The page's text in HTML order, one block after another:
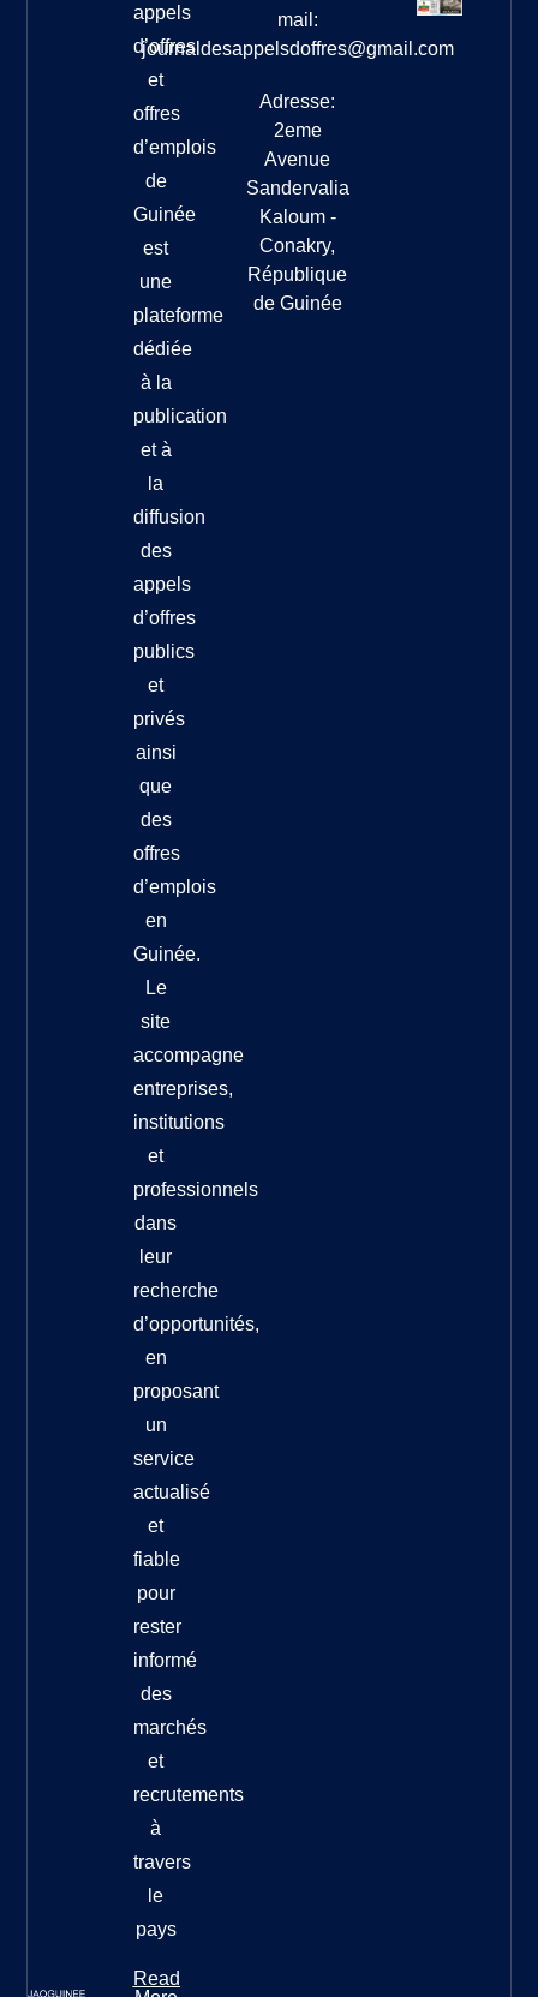
appels
d’offres
et
offres
d’emplois
de
Guinée
est
une
plateforme
dédiée
à la
publication
et à
la
diffusion
des
appels
d’offres
publics
et
privés
ainsi
que
des
offres
d’emplois
en
Guinée.
Le
site
accompagne
entreprises,
institutions
et
professionnels
dans
leur
recherche
d’opportunités,
en
proposant
un
service
actualisé
et
fiable
pour
rester
informé
des
marchés
et
recrutements
à
travers
le
pays
Read
mail:
journaldesappelsdoffres@gmail.com
Adresse:
2eme
Avenue
Sandervalia
Kaloum -
Conakry,
République
de Guinée